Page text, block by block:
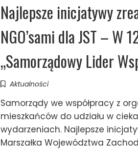
Najlepsze inicjatywy
NGO’sami dla JST – W
„Samorządowy Lider
Aktualności
Samorządy we współpracy z
mieszkańców do udziału w
wydarzeniach. Najlepsze
Marszałka Województwa